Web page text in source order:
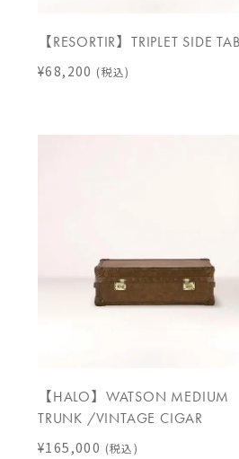
【RESORTIR】TRIPLET SIDE
¥68,200 (税込)
【HALO】WATSON MEDIUM
TRUNK /VINTAGE CIGAR
¥165,000 (税込)